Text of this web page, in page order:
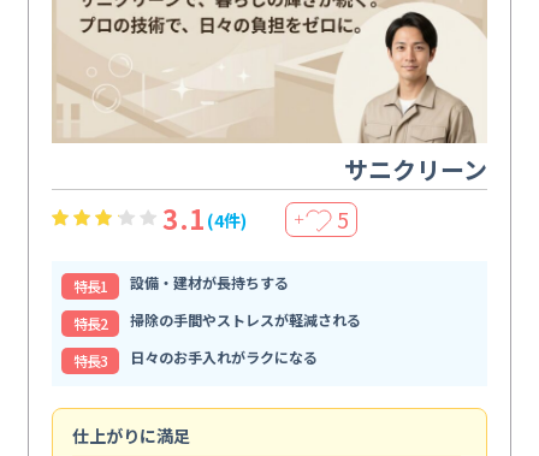
サニクリーン
3.1 (4件) ＋ 5
特⻑1
設備・建材が長持ちする
特⻑2
掃除の手間やストレスが軽減される
特⻑3
日々のお手入れがラクになる
仕上がりに満足